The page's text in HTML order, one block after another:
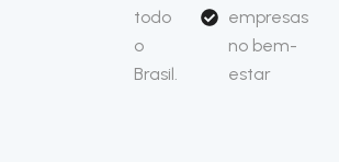
todo
o
Brasil.
empresas
no bem-
estar